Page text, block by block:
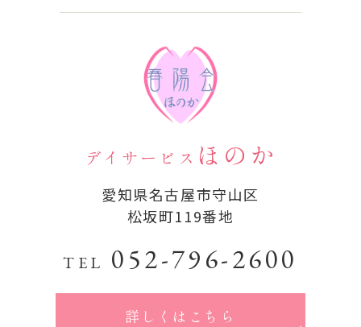
デイサービス ほのか
愛知県名古屋市守山区
松坂町119番地
TEL 052-796-2600
詳しくはこちら